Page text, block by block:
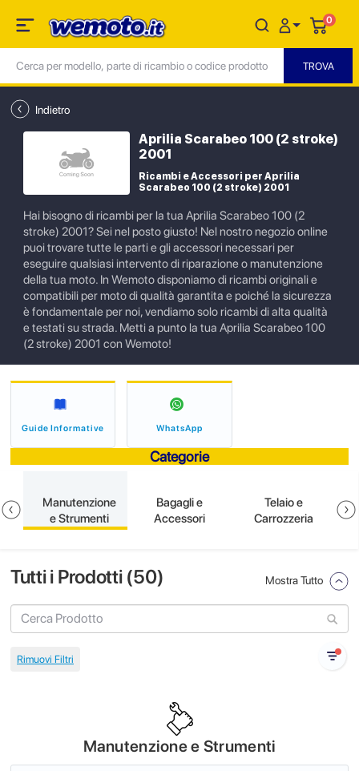
0
Indietro
Aprilia Scarabeo 100 (2 stroke)
2001
Ricambi e Accessori per Aprilia
Scarabeo 100 (2 stroke) 2001
Hai bisogno di ricambi per la tua Aprilia Scarabeo 100 (2
stroke) 2001? Sei nel posto giusto! Nel nostro negozio online
puoi trovare tutte le parti e gli accessori necessari per
eseguire qualsiasi intervento di riparazione o manutenzione
della tua moto. In Wemoto disponiamo di ricambi originali e
compatibili per moto di qualità garantita e poiché la sicurezza
è fondamentale per noi, vendiamo solo ricambi di alta qualità
e testati su strada. Metti a punto la tua Aprilia Scarabeo 100
(2 stroke) 2001 con Wemoto!
Guide Informative WhatsApp
Categorie
Manutenzione
e Strumenti
Bagagli e
Accessori
Telaio e
Carrozzeria
Tutti i Prodotti (50) Mostra Tutto
Manutenzione e Strumenti